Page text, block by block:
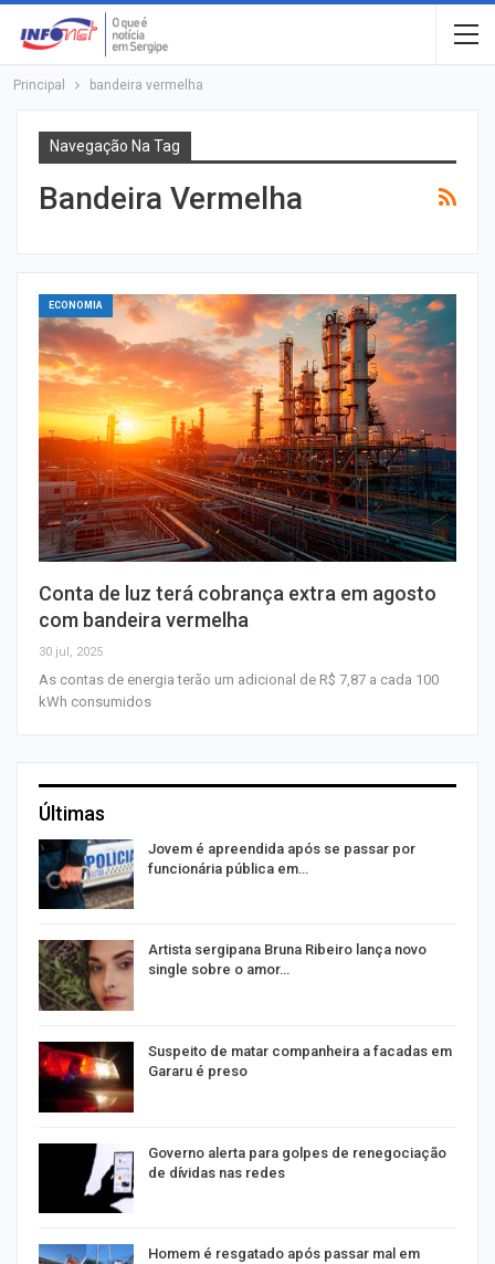
Principal bandeira vermelha
Navegação Na Tag
Bandeira Vermelha
ECONOMIA
Conta de luz terá cobrança extra em agosto
com bandeira vermelha
30 jul, 2025
As contas de energia terão um adicional de R$ 7,87 a cada 100
kWh consumidos
Últimas
Jovem é apreendida após se passar por
funcionária pública em…
Artista sergipana Bruna Ribeiro lança novo
single sobre o amor…
Suspeito de matar companheira a facadas em
Gararu é preso
Governo alerta para golpes de renegociação
de dívidas nas redes
Homem é resgatado após passar mal em